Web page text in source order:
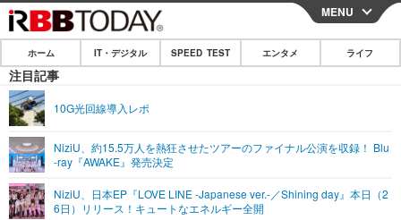
CLOSE
ホーム
IT・デジタル
ネタ
ショッピング その他
SPEED TEST
エンタメ
エンタメTOP
ライフ
MENU
ホーム IT・デジタル SPEED TEST エンタメ ライフ
注目記事
10G光回線導入レポ
NiziU、約15.5万人を熱狂させたツアーのファイナル公演を収録！ Blu
-ray『AWAKE』発売決定
NiziU、日本EP『LOVE LINE -Japanese ver.-／Shining day』本日（2
6日）リリース！キュートなエネルギー全開